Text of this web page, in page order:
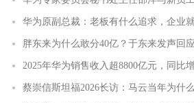
华为原副总裁：老板有什么追求，企业
胖东来为什么敢分40亿？于东来发声回应
2025年华为销售收入超8800亿元，同比
蔡崇信斯坦福2026长访：马云当年为什